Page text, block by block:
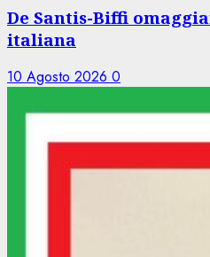
De Santis-Biffi
italiana
10 Agosto 2026 0